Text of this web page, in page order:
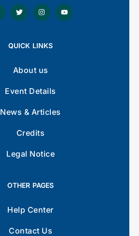
QUICK LINKS
About us
Event Details
News & Articles
Credits
Legal Notice
OTHER PAGES
Help Center
Contact Us